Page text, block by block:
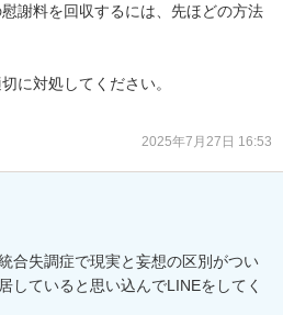
謝料を回収するには、先ほどの方法
に対処してください。
2025年7月27日 16:53
合失調症で現実と妄想の区別がつい
していると思い込んでLINEをしてく